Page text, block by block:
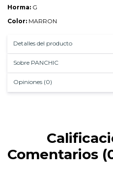
Horma: G
Color: MARRON
Detalles del producto
Sobre PANCHIC
Opiniones (0)
Comentarios